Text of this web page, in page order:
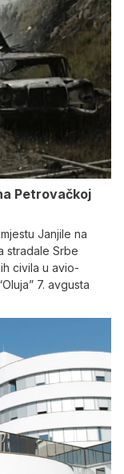
Petrovačkoj
Janjile na
stradale Srbe
civila u avio-
7. avgusta